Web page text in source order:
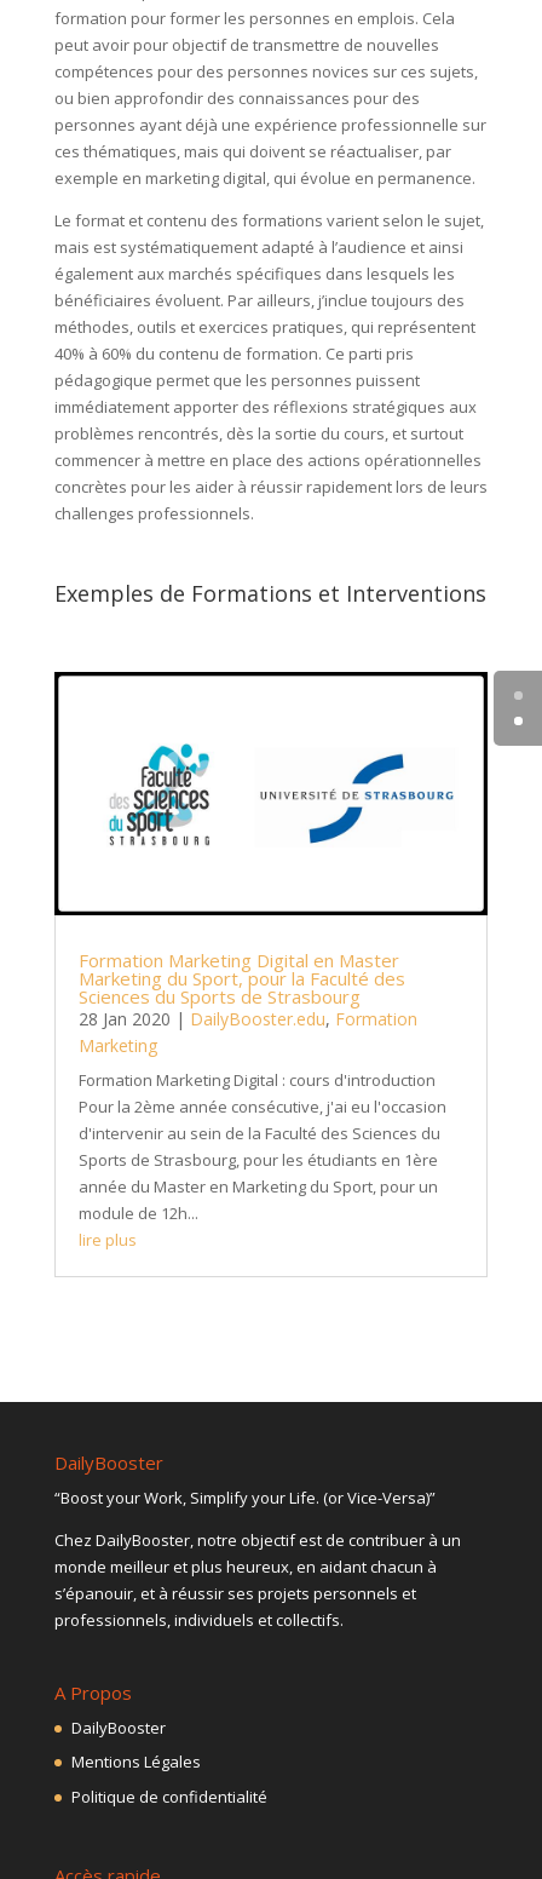
formation pour former les personnes en emplois. Cela
peut avoir pour objectif de transmettre de nouvelles
compétences pour des personnes novices sur ces sujets,
ou bien approfondir des connaissances pour des
personnes ayant déjà une expérience professionnelle sur
ces thématiques, mais qui doivent se réactualiser, par
exemple en marketing digital, qui évolue en permanence.
Le format et contenu des formations varient selon le sujet,
mais est systématiquement adapté à l’audience et ainsi
également aux marchés spécifiques dans lesquels les
bénéficiaires évoluent. Par ailleurs, j’inclue toujours des
méthodes, outils et exercices pratiques, qui représentent
40% à 60% du contenu de formation. Ce parti pris
pédagogique permet que les personnes puissent
immédiatement apporter des réflexions stratégiques aux
problèmes rencontrés, dès la sortie du cours, et surtout
commencer à mettre en place des actions opérationnelles
concrètes pour les aider à réussir rapidement lors de leurs
challenges professionnels.
Exemples de Formations et Interventions
Formation Marketing Digital en Master
Marketing du Sport, pour la Faculté des
Sciences du Sports de Strasbourg
28 Jan 2020 | DailyBooster.edu, Formation
Marketing
Formation Marketing Digital : cours d'introduction
Pour la 2ème année consécutive, j'ai eu l'occasion
d'intervenir au sein de la Faculté des Sciences du
Sports de Strasbourg, pour les étudiants en 1ère
année du Master en Marketing du Sport, pour un
module de 12h...
lire plus
DailyBooster
“Boost your Work, Simplify your Life. (or Vice-Versa)”
Chez DailyBooster, notre objectif est de contribuer à un
monde meilleur et plus heureux, en aidant chacun à
s’épanouir, et à réussir ses projets personnels et
professionnels, individuels et collectifs.
A Propos
DailyBooster
Mentions Légales
Politique de confidentialité